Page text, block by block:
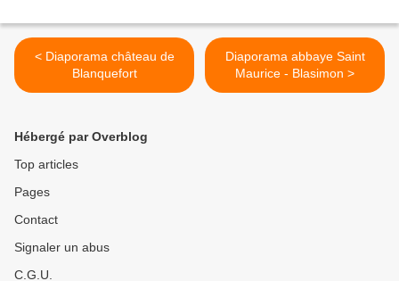
< Diaporama château de
Blanquefort
Diaporama abbaye Saint
Maurice - Blasimon >
Hébergé par Overblog
Top articles
Pages
Contact
Signaler un abus
C.G.U.